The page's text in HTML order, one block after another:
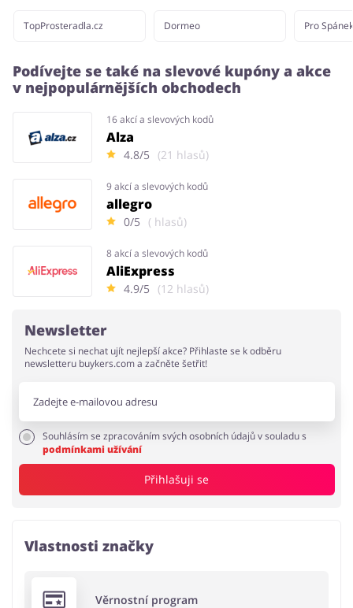
TopProsteradla.cz Dormeo Pro Spánek
Podívejte se také na slevové kupóny a akce
v nejpopulárnějších obchodech
16 akcí a slevových kodů
Alza
4.8/5 (21 hlasů)
9 akcí a slevových kodů
allegro
0/5 ( hlasů)
8 akcí a slevových kodů
AliExpress
4.9/5 (12 hlasů)
Newsletter
Nechcete si nechat ujít nejlepší akce? Přihlaste se k odběru
newsletteru buykers.com a začněte šetřit!
Souhlásím se zpracováním svých osobních údajů v souladu s
podmínkami užívání
Přihlašuji se
Vlastnosti značky
Věrnostní program